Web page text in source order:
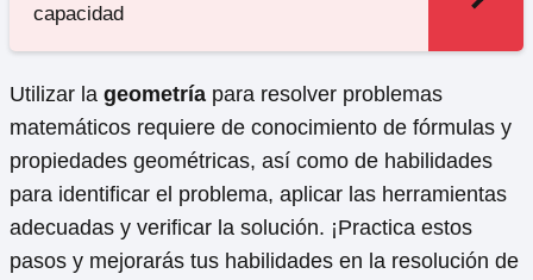
capacidad
Utilizar la geometría para resolver problemas
matemáticos requiere de conocimiento de fórmulas y
propiedades geométricas, así como de habilidades
para identificar el problema, aplicar las herramientas
adecuadas y verificar la solución. ¡Practica estos
pasos y mejorarás tus habilidades en la resolución de